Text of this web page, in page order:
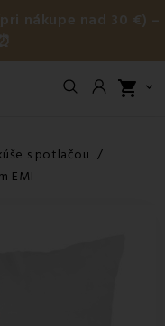
nákupe nad 30 €) –
shopping_cart 
s potlačou
EMI